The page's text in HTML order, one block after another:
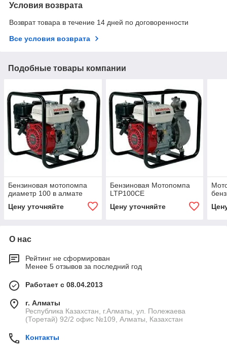
Условия возврата
Возврат товара в течение 14 дней по договоренности
Все условия возврата
Подобные товары компании
Бензиновая мотопомпа
диаметр 100 в алмате
Цену уточняйте
Бензиновая Мотопомпа
LTP100CE
Цену уточняйте
О нас
Рейтинг не сформирован
Менее 5 отзывов за последний год
Работает с 08.04.2013
г. Алматы
Республика Казахстан, г.Алматы, ул. Полежаева
(Торетай) 92/2 офис №109, Алматы, Казахстан
Контакты